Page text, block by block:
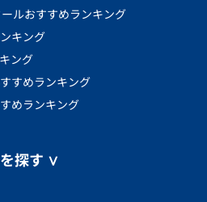
ルおすすめランキング
キング
ング
すめランキング
めランキング
探す ∨